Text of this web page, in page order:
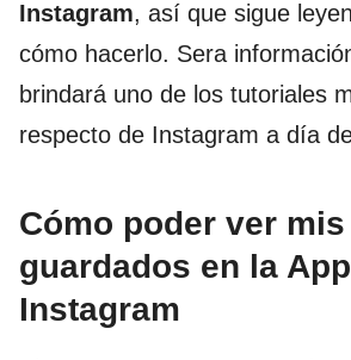
Instagram, así que sigue
cómo hacerlo. Sera
brindará uno de los tutoriales
respecto de Instagram a día
Cómo poder ver
guardados en la
Instagram